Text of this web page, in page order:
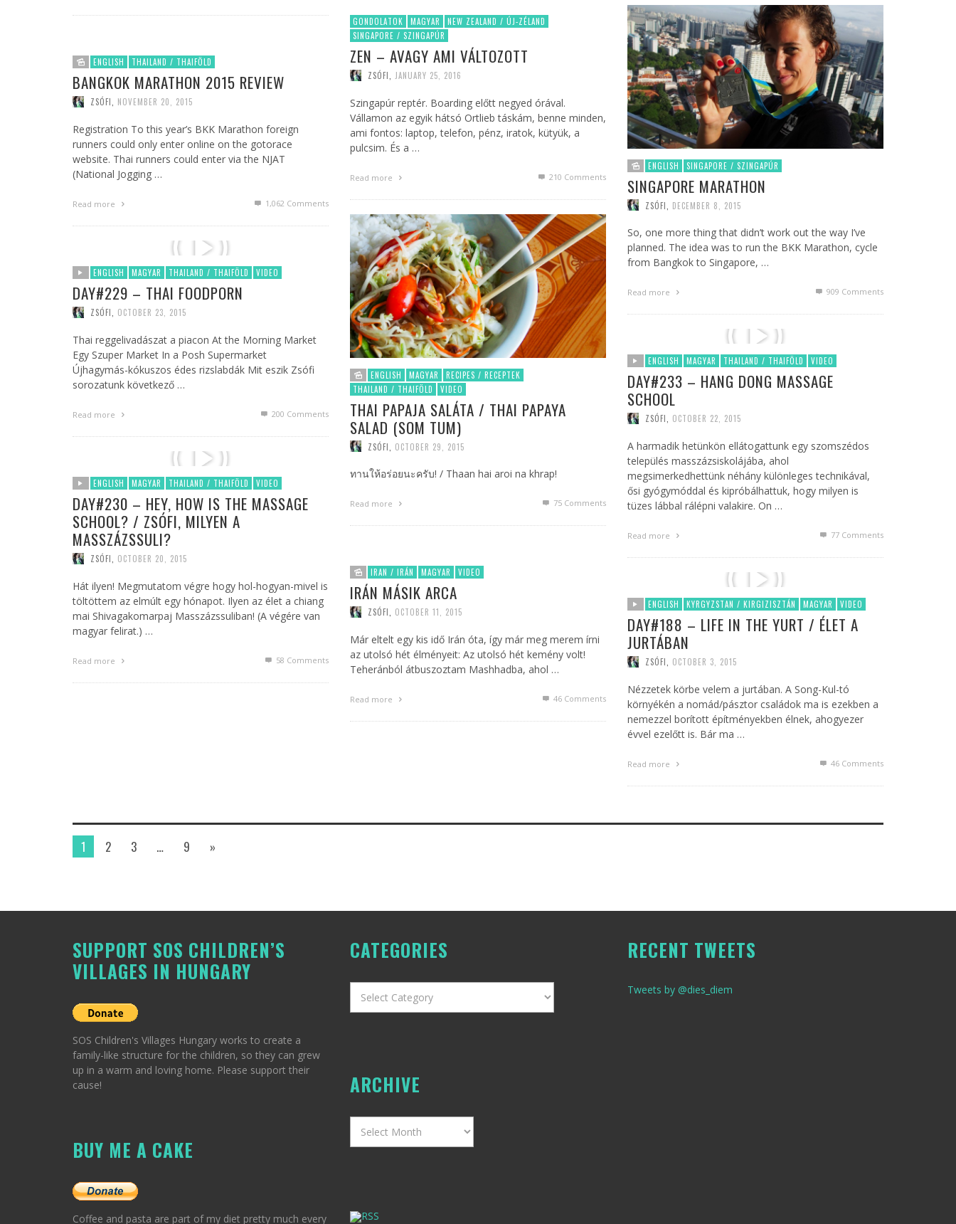
GONDOLATOK MAGYAR
NEW ZEALAND / ÚJ-ZÉLAND
SINGAPORE / SZINGAPÚR
ZEN – AVAGY AMI VÁLTOZOTT
ZSÓFI JANUARY 25, 2016
Szingapúr reptér. Boarding előtt negyed órával.
Vállamon az egyik hátsó Ortlieb táskám, benne minden,
ami fontos: laptop, telefon, pénz, iratok, kütyük, a
pulcsim. És a …
Read more 210 Comments
ENGLISH SINGAPORE / SZINGAPÚR
SINGAPORE MARATHON
ZSÓFI DECEMBER 8, 2015
So, one more thing that didn’t work out the way I’ve
planned. The idea was to run the BKK Marathon, cycle
from Bangkok to Singapore, …
Read more 909 Comments
ENGLISH THAILAND / THAIFÖLD
BANGKOK MARATHON 2015 REVIEW
ZSÓFI NOVEMBER 20, 2015
Registration To this year’s BKK Marathon foreign
runners could only enter online on the gotorace
website. Thai runners could enter via the NJAT
(National Jogging …
Read more 1,062 Comments
ENGLISH MAGYAR
RECIPES / RECEPTEK
THAILAND / THAIFÖLD
VIDEO
THAI PAPAJA SALÁTA / THAI PAPAYA
SALAD (SOM TUM)
ZSÓFI OCTOBER 29, 2015
ทานให้อร่อยนะครับ! / Thaan hai aroi na khrap!
Read more 75 Comments
ENGLISH MAGYAR THAILAND / THAIFÖLD VIDEO
DAY#229 – THAI FOODPORN
ZSÓFI OCTOBER 23, 2015
Thai reggelivadászat a piacon At the Morning Market
Egy Szuper Market In a Posh Supermarket
Újhagymás-kókuszos édes rizslabdák Mit eszik Zsófi
sorozatunk következő …
Read more 200 Comments
ENGLISH MAGYAR THAILAND / THAIFÖLD VIDEO
DAY#233 – HANG DONG MASSAGE
SCHOOL
ZSÓFI OCTOBER 22, 2015
A harmadik hetünkön ellátogattunk egy szomszédos
település masszázsiskolájába, ahol
megsimerkedhettünk néhány különleges technikával,
ősi gyógymóddal és kipróbálhattuk, hogy milyen is
tüzes lábbal rálépni valakire. On …
Read more 77 Comments
ENGLISH MAGYAR THAILAND / THAIFÖLD VIDEO
DAY#230 – HEY, HOW IS THE MASSAGE
SCHOOL? / ZSÓFI, MILYEN A
MASSZÁZSSULI?
ZSÓFI OCTOBER 20, 2015
Hát ilyen! Megmutatom végre hogy hol-hogyan-mivel is
töltöttem az elmúlt egy hónapot. Ilyen az élet a chiang
mai Shivagakomarpaj Masszázssuliban! (A végére van
magyar felirat.) …
Read more 58 Comments
IRAN / IRÁN MAGYAR VIDEO
IRÁN MÁSIK ARCA
ZSÓFI OCTOBER 11, 2015
Már eltelt egy kis idő Irán óta, így már meg merem írni
az utolsó hét élményeit: Az utolsó hét kemény volt!
Teheránból átbuszoztam Mashhadba, ahol …
Read more 46 Comments
ENGLISH KYRGYZSTAN / KIRGIZISZTÁN MAGYAR VIDEO
DAY#188 – LIFE IN THE YURT / ÉLET A
JURTÁBAN
ZSÓFI OCTOBER 3, 2015
Nézzetek körbe velem a jurtában. A Song-Kul-tó
környékén a nomád/pásztor családok ma is ezekben a
nemezzel borított építményekben élnek, ahogyezer
évvel ezelőtt is. Bár ma …
Read more 46 Comments
1 2 3 … 9 »
SUPPORT SOS CHILDREN’S
VILLAGES IN HUNGARY
SOS Children's Villages Hungary works to create a
family-like structure for the children, so they can grew
up in a warm and loving home. Please support their
cause!
BUY ME A CAKE
Coffee and pasta are part of my diet pretty much every
CATEGORIES
ARCHIVE
RSS
RECENT TWEETS
Tweets by @dies_diem